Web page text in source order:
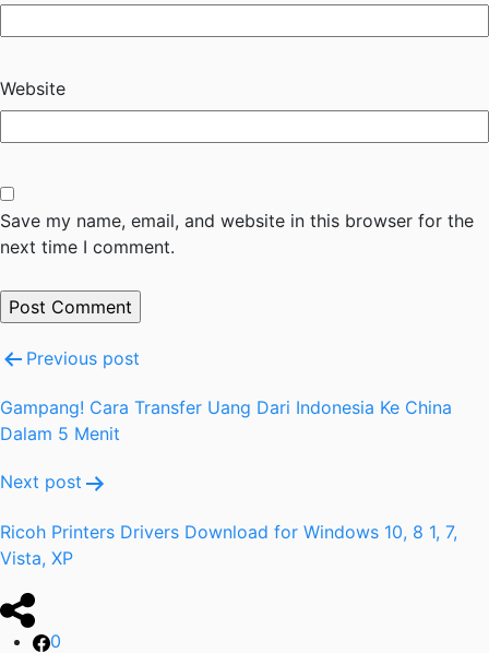
Website
Save my name, email, and website in this browser for the
next time I comment.
Post
navigation
Previous post
Gampang! Cara Transfer Uang Dari Indonesia Ke China
Dalam 5 Menit
Next post
Ricoh Printers Drivers Download for Windows 10, 8 1, 7,
Vista, XP
0